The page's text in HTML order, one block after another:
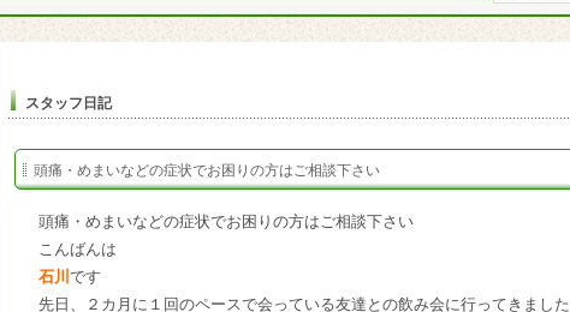
スタッフ日記
頭痛・めまいなどの症状でお困りの方はご相談下さい
頭痛・めまいなどの症状でお困りの方はご相談下さい
こんばんは
石川 です
先日、２カ月に１回のペースで会っている友達との飲み会に行ってきました